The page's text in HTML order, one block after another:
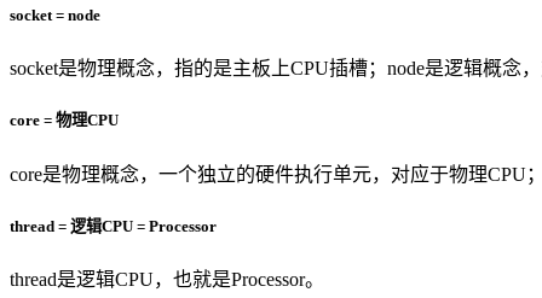
socket = node
socket是物理概念，指的是主板上CPU插槽；node是逻辑概念，
core = 物理CPU
core是物理概念，一个独立的硬件执行单元，对应于物理CPU；
thread = 逻辑CPU = Processor
thread是逻辑CPU，也就是Processor。